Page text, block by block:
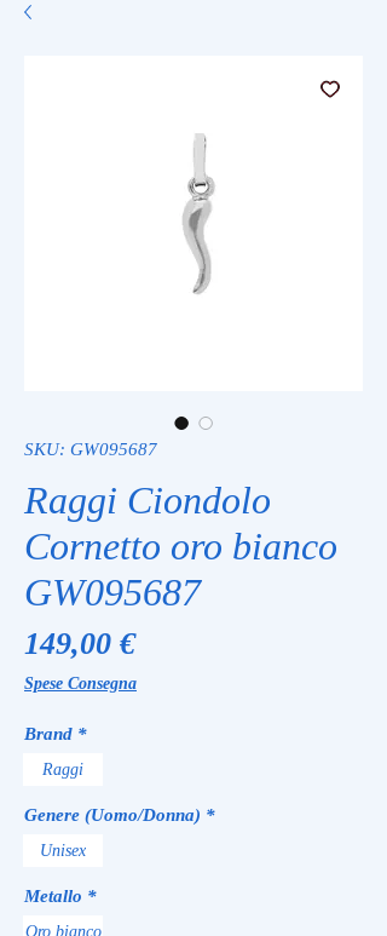
SKU: GW095687
Raggi Ciondolo
Cornetto oro bianco
GW095687
149,00 €Prezzo
Spese Consegna
Brand *
Raggi
Genere (Uomo/Donna) *
Unisex
Metallo *
Oro bianco